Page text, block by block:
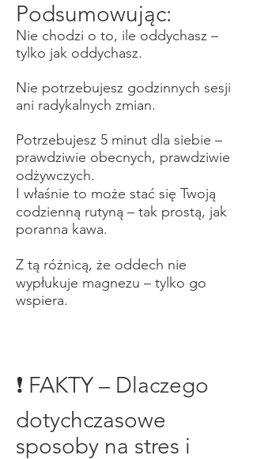
Podsumowując:
Nie chodzi o to, ile oddychasz –
tylko jak oddychasz.
Nie potrzebujesz godzinnych sesji
ani radykalnych zmian.
Potrzebujesz 5 minut dla siebie –
prawdziwie obecnych, prawdziwie
odżywczych.
I właśnie to może stać się Twoją
codzienną rutyną – tak prostą, jak
poranna kawa.
Z tą różnicą, że oddech nie
wypłukuje magnezu – tylko go
wspiera.
❗ FAKTY – Dlaczego
dotychczasowe
sposoby na stres i